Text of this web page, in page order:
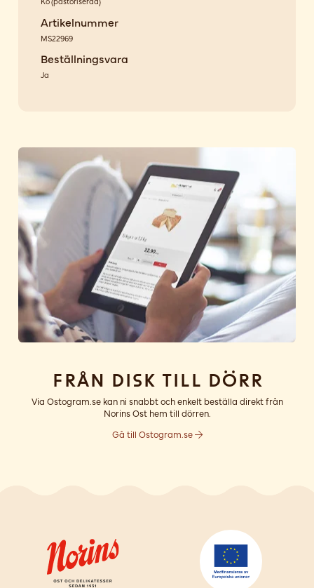
Artikelnummer
MS22969
Beställningsvara
Ja
Från disk till dörr
Via Ostogram.se kan ni snabbt och enkelt beställa direkt från
Norins Ost hem till dörren.
Gå till Ostogram.se